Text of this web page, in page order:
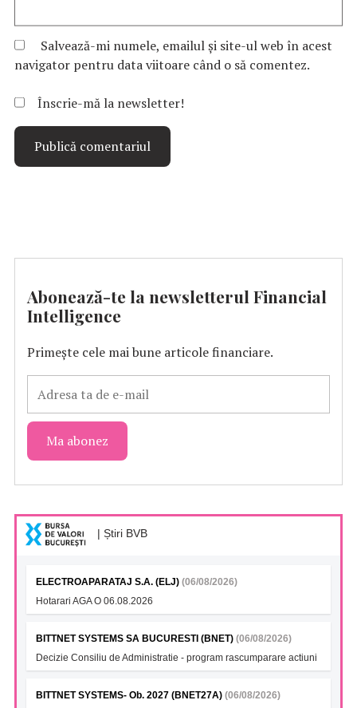
Salvează-mi numele, emailul și site-ul web în acest
navigator pentru data viitoare când o să comentez.
Înscrie-mă la newsletter!
Abonează-te la newsletterul Financial
Intelligence
Primește cele mai bune articole financiare.
| Știri BVB
ELECTROAPARATAJ S.A. (ELJ) (06/08/2026)
Hotarari AGA O 06.08.2026
BITTNET SYSTEMS SA BUCURESTI (BNET) (06/08/2026)
Decizie Consiliu de Administratie - program rascumparare actiuni
BITTNET SYSTEMS- Ob. 2027 (BNET27A) (06/08/2026)